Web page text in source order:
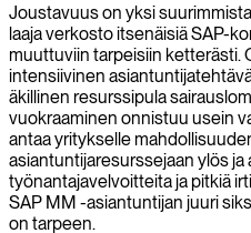
Joustavuus on yksi
laaja verkosto itsenäisiä SAP-
muuttuviin tarpeisiin ketterästi.
intensiivinen
äkillinen resurssipula
vuokraaminen onnistuu usein
antaa yritykselle
asiantuntijaresurssejaan ylös ja
työnantajavelvoitteita ja pitkiä
SAP MM -asiantuntijan juuri
on tarpeen.